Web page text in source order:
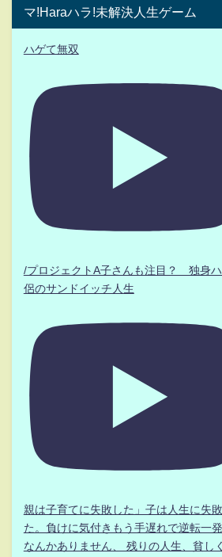
マ!Haraハラ!未解決人生ゲーム
ハゲて無双
/プロジェクトA子さんも注目？ 独身
侶のサンドイッチ人生
親は子育てに失敗した」子は人生に失
た。負けに気付きもう手遅れで逆転一
なんかありません、 残りの人生、貧し